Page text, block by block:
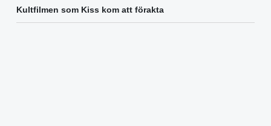
Kultfilmen som Kiss kom att förakta